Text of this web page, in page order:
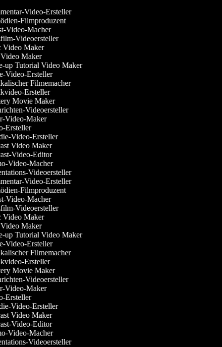
Video-Ersteller
Filmproduzent
Video-Macher
Videoersteller
Maker
Maker
up Tutorial Video Maker
Video-Ersteller
Filmemacher
Ersteller
Movie Maker
Videoersteller
Video-Maker
Ersteller
Video-Ersteller
Video Maker
Video-Editor
Video-Macher
Videoersteller
Video-Ersteller
Filmproduzent
Video-Macher
Videoersteller
Maker
Maker
up Tutorial Video Maker
Video-Ersteller
Filmemacher
Ersteller
Movie Maker
Videoersteller
Video-Maker
Ersteller
Video-Ersteller
Video Maker
Video-Editor
Video-Macher
Videoersteller